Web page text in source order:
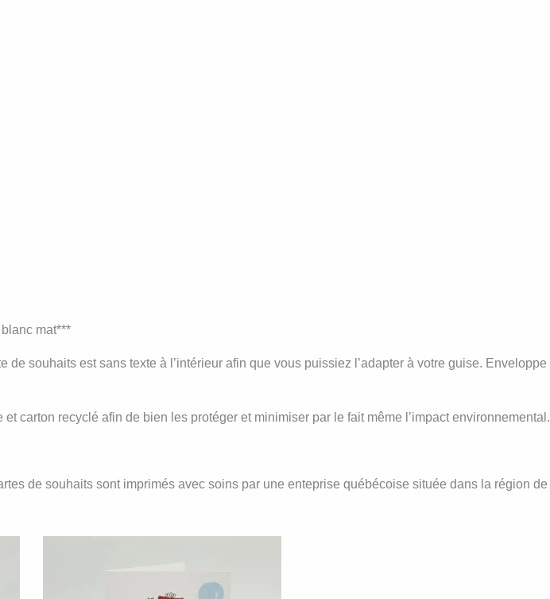
mat***
souhaits est sans texte à l’intérieur afin que vous puissiez l’adapter à votre guise. Enveloppe
carton recyclé afin de bien les protéger et minimiser par le fait même l’impact environnemental.
de souhaits sont imprimés avec soins par une enteprise québécoise située dans la région de